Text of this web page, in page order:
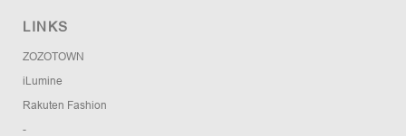
LINKS
ZOZOTOWN
iLumine
Rakuten Fashion
-